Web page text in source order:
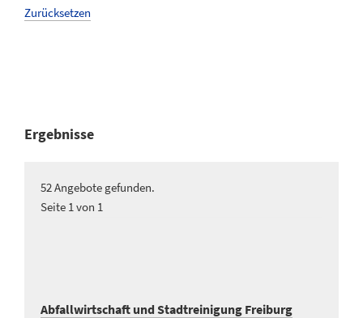
Zurücksetzen
Ergebnisse
52 Angebote gefunden.
Seite 1 von 1
Abfallwirtschaft und Stadtreinigung Freiburg